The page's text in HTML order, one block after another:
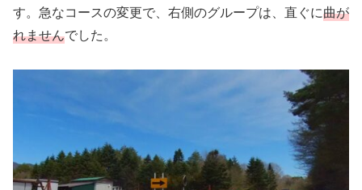
す。急なコースの変更で、右側のグループは、直ぐに曲が
れませんでした。